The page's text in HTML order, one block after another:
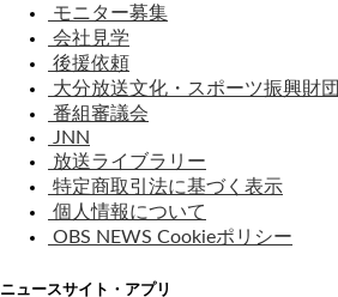
モニター募集
会社見学
後援依頼
大分放送文化・スポーツ振興財団
番組審議会
JNN
放送ライブラリー
特定商取引法に基づく表示
個人情報について
OBS NEWS Cookieポリシー
ニュースサイト・アプリ